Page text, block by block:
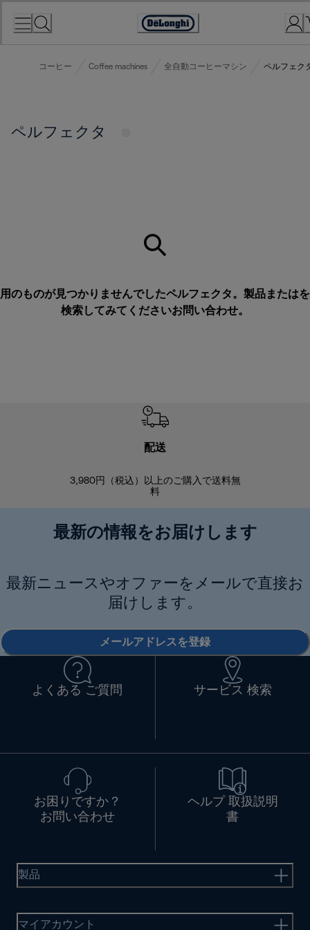
Accessibility
コーヒー Coffee machines 全自動コーヒーマシン ペルフェク
ペルフェクタ
用のものが見つかりませんでしたペルフェクタ。製品またはを
検索してみてくださいお問い合わせ。
配送
3,980円（税込）以上のご購入で送料無
料
最新の情報をお届けします
最新ニュースやオファーをメールで直接お
届けします。
メールアドレスを登録
よくある ご質問 サービス 検索
お困りですか？
お問い合わせ
ヘルプ 取扱説明
書
製品
マイアカウント